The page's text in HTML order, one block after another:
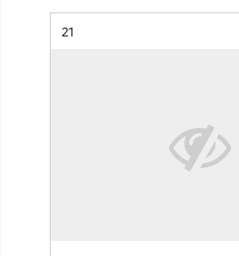
Résultat n°
21